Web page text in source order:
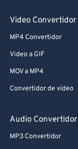
Video Convertidor
MP4 Convertidor
Video a GIF
MOV a MP4
Convertidor de vídeo
Audio Convertidor
MP3 Convertidor